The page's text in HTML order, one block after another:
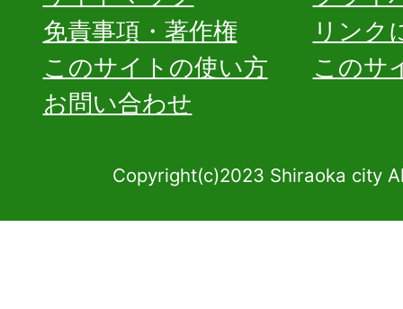
免責事項・著作権
リンク
このサイトの使い方
このサ
お問い合わせ
Copyright(c)2023 Shiraoka city